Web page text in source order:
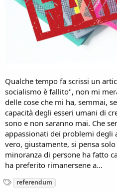
Qualche tempo fa scrissi un
socialismo è fallito", non mi
delle cose che mi ha, semmai,
capacità degli esseri umani di
sono e non saranno mai. Che
appassionati dei problemi degli
vero, giustamente, si pensa
minoranza di persone ha fatto
ha preferito rimanersene a...
T
a
referendum